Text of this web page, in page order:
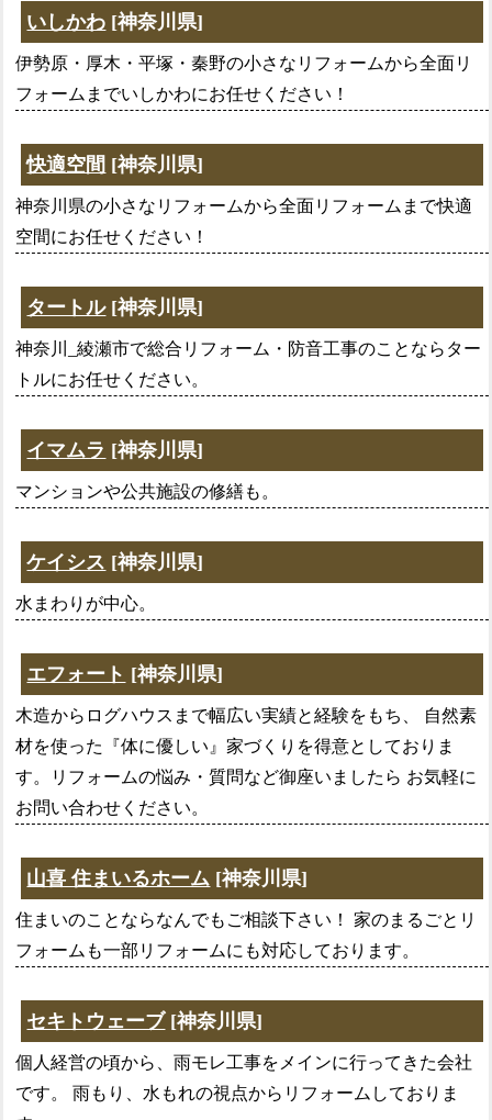
いしかわ [神奈川県]
伊勢原・厚木・平塚・秦野の小さなリフォームから全面リ
フォームまでいしかわにお任せください！
快適空間 [神奈川県]
神奈川県の小さなリフォームから全面リフォームまで快適
空間にお任せください！
タートル[神奈川県]
神奈川_綾瀬市で総合リフォーム・防音工事のことならター
トルにお任せください。
イマムラ [神奈川県]
マンションや公共施設の修繕も。
ケイシス [神奈川県]
水まわりが中心。
エフォート [神奈川県]
木造からログハウスまで幅広い実績と経験をもち、 自然素
材を使った『体に優しい』家づくりを得意としておりま
す。リフォームの悩み・質問など御座いましたら お気軽に
お問い合わせください。
山喜 住まいるホーム [神奈川県]
住まいのことならなんでもご相談下さい！ 家のまるごとリ
フォームも一部リフォームにも対応しております。
セキトウェーブ[神奈川県]
個人経営の頃から、雨モレ工事をメインに行ってきた会社
です。 雨もり、水もれの視点からリフォームしておりま